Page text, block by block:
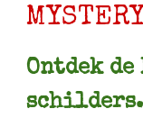
Ontdek
schilders.